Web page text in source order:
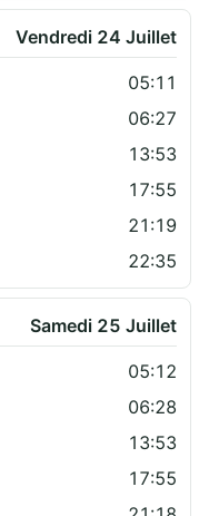
Vendredi 24 Juillet
05:11
06:27
13:53
17:55
21:19
22:35
Samedi 25 Juillet
05:12
06:28
13:53
17:55